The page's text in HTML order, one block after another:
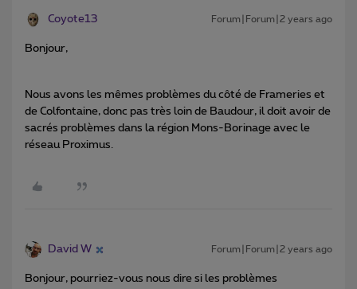
Coyote13 Forum|Forum|2 years ago
Bonjour,
Nous avons les mêmes problèmes du côté de Frameries et
de Colfontaine, donc pas très loin de Baudour, il doit avoir de
sacrés problèmes dans la région Mons-Borinage avec le
réseau Proximus.
David W Forum|Forum|2 years ago
Bonjour, pourriez-vous nous dire si les problèmes